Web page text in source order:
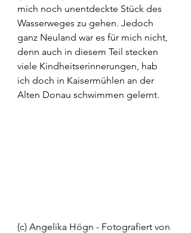
mich noch unentdeckte Stück des
Wasserweges zu gehen. Jedoch
ganz Neuland war es für mich nicht,
denn auch in diesem Teil stecken
viele Kindheitserinnerungen, hab
ich doch in Kaisermühlen an der
Alten Donau schwimmen gelernt.
(c) Angelika Högn - Fotografiert von